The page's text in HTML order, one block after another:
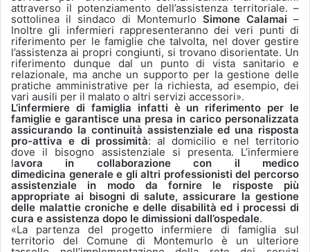
attraverso il potenziamento dell’assistenza territoriale. –
sottolinea il sindaco di Montemurlo Simone Calamai –
Inoltre gli infermieri rappresenteranno dei veri punti di
riferimento per le famiglie che talvolta, nel dover gestire
l’assistenza ai propri congiunti, si trovano disorientate. Un
riferimento dunque dal un punto di vista sanitario e
relazionale, ma anche un supporto per la gestione delle
pratiche amministrative per la richiesta, ad esempio, dei
vari ausili per il malato o altri servizi accessori».
L’infermiere di famiglia infatti è un riferimento per le
famiglie e garantisce una presa in carico personalizzata
assicurando la continuità assistenziale ed una risposta
pro-attiva e di prossimità: al domicilio e nel territorio
dove il bisogno assistenziale si presenta. L’infermiere
lavora in collaborazione con il medico
dimedicina generale e gli altri professionisti del percorso
assistenziale in modo da fornire le risposte più
appropriate ai bisogni di salute, assicurare la gestione
delle malattie croniche e delle disabilità ed i processi di
cura e assistenza dopo le dimissioni dall’ospedale.
«La partenza del progetto infermiere di famiglia sul
territorio del Comune di Montemurlo è un ulteriore